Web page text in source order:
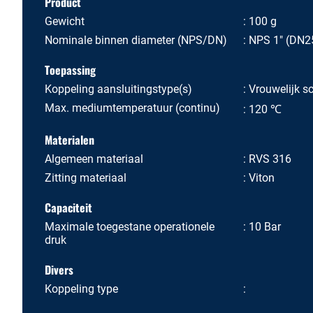
Gewicht
100 g
Nominale binnen diameter (NPS/DN)
NPS 1"
Toepassing
Koppeling aansluitingstype(s)
Vrouwelijk
Max. mediumtemperatuur (continu)
120 ℃
Materialen
Algemeen materiaal
RVS 316
Zitting materiaal
Viton
Capaciteit
Maximale toegestane operationele
druk
10 Bar
Divers
Koppeling type